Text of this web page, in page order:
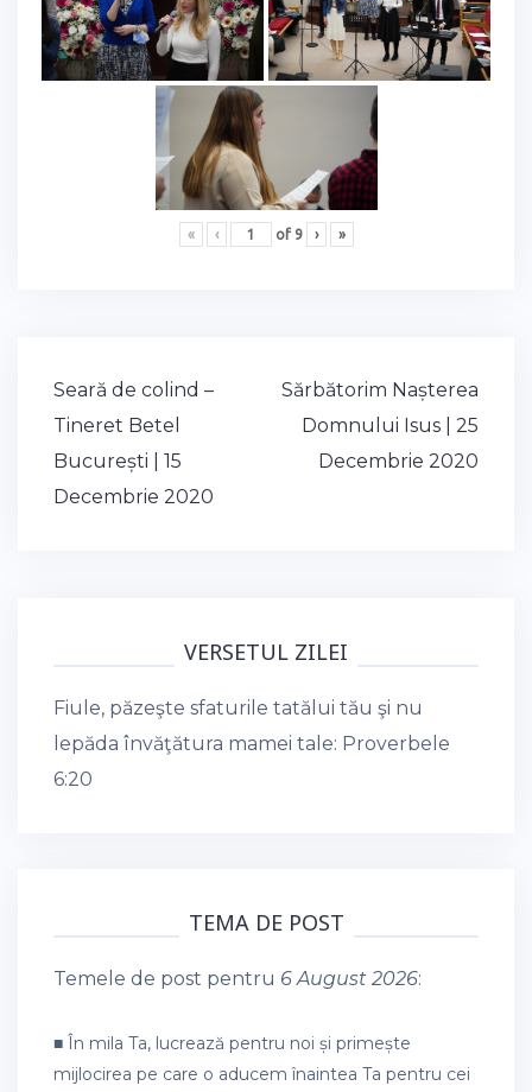
« ‹ of 9 › »
Post
navigation
Seară de colind –
Tineret Betel
București | 15
Decembrie 2020
Sărbătorim Nașterea
Domnului Isus | 25
Decembrie 2020
VERSETUL ZILEI
Fiule, păzeşte sfaturile tatălui tău şi nu
lepăda învăţătura mamei tale: Proverbele
6:20
TEMA DE POST
Temele de post pentru 6 August 2026:
■ În mila Ta, lucrează pentru noi și primește
mijlocirea pe care o aducem înaintea Ta pentru cei